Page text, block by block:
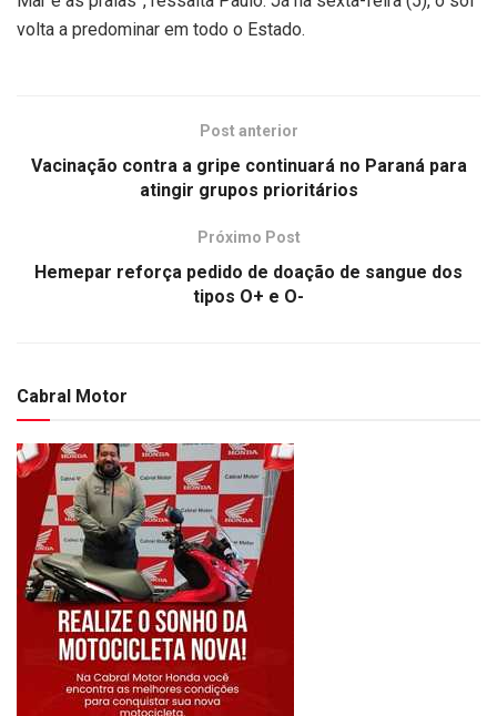
volta a predominar em todo o Estado.
Post anterior
Vacinação contra a gripe continuará no Paraná para
atingir grupos prioritários
Próximo Post
Hemepar reforça pedido de doação de sangue dos
tipos O+ e O-
Cabral Motor